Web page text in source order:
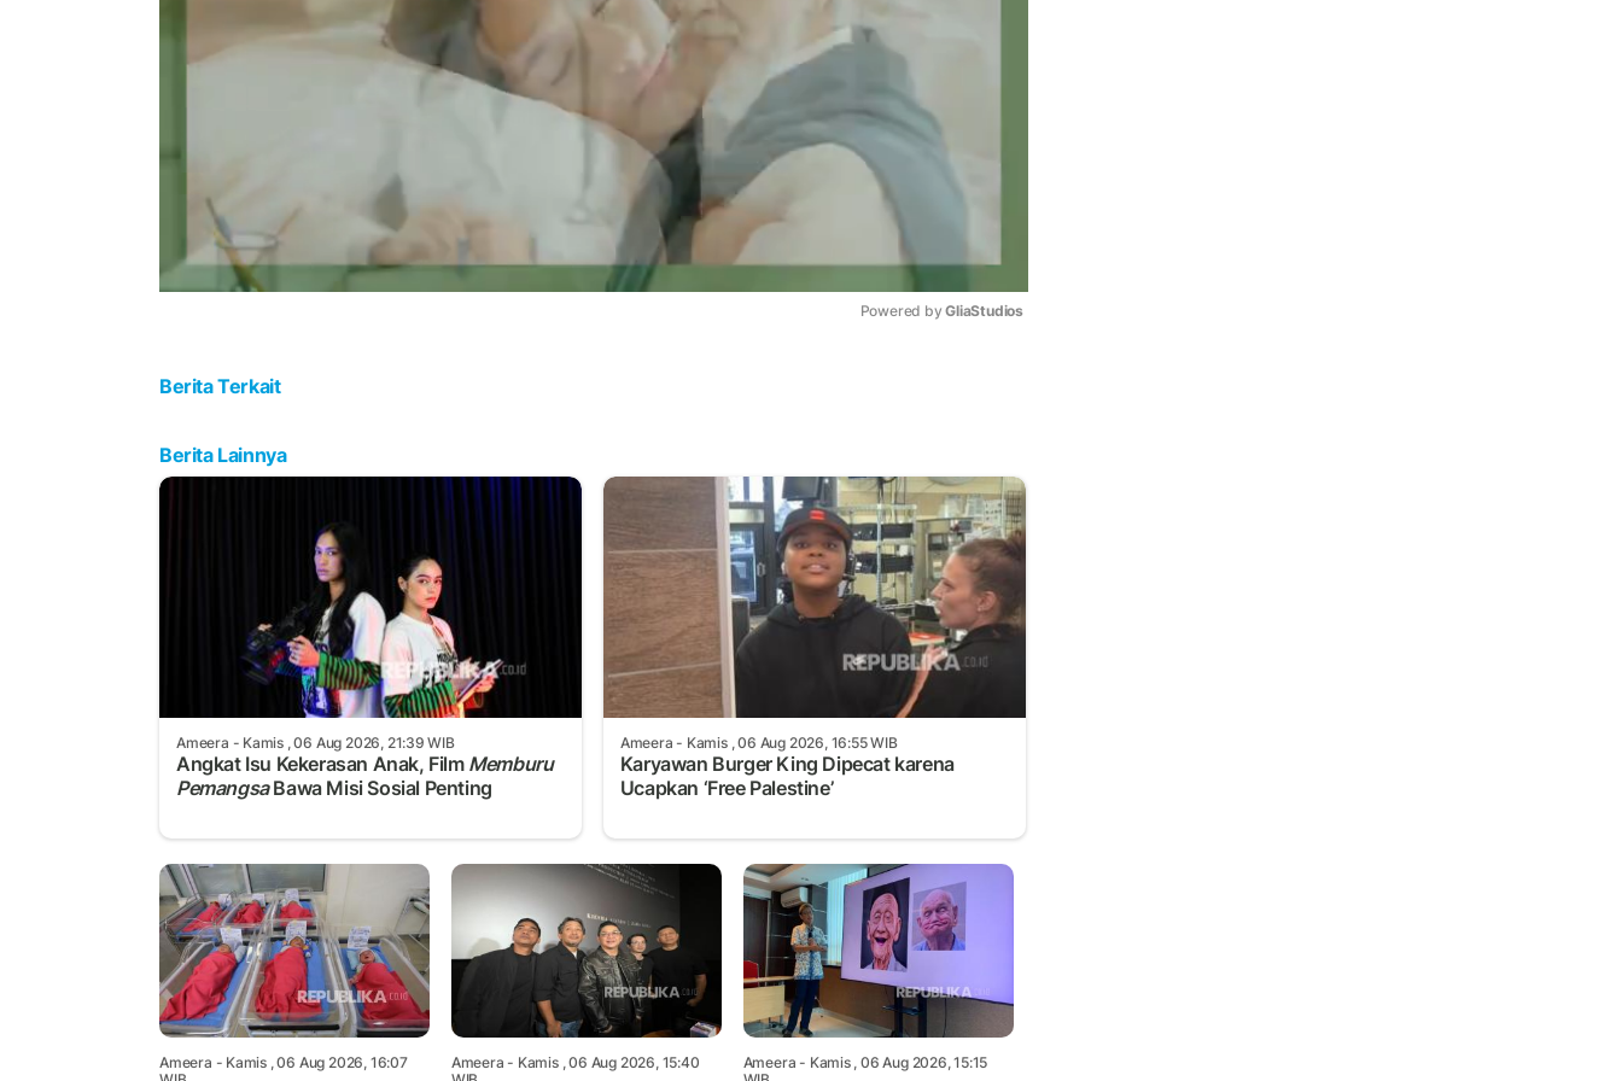
Powered by GliaStudios
Berita Terkait
Berita Lainnya
Ameera - Kamis , 06 Aug 2026, 21:39 WIB
Angkat Isu Kekerasan Anak, Film Memburu
PemangsaBawa Misi Sosial Penting
Ameera - Kamis , 06 Aug 2026, 16:55 WIB
Karyawan Burger King Dipecat karena
Ucapkan ‘Free Palestine’
Ameera - Kamis , 06 Aug 2026, 16:07
Ameera - Kamis , 06 Aug 2026, 15:40
Ameera - Kamis , 06 Aug 2026, 15:15